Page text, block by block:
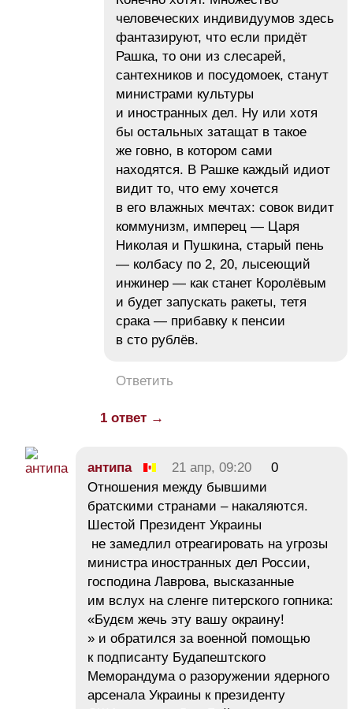
человеческих индивидуумов здесь
фантазируют, что если придёт
Рашка, то они из слесарей,
сантехников и посудомоек, станут
министрами культуры
и иностранных дел. Ну или хотя
бы остальных затащат в такое
же говно, в котором сами
находятся. В Рашке каждый идиот
видит то, что ему хочется
в его влажных мечтах: совок видит
коммунизм, имперец — Царя
Николая и Пушкина, старый пень
— колбасу по 2, 20, лысеющий
инжинер — как станет Королёвым
и будет запускать ракеты, тетя
срака — прибавку к пенсии
в сто рублёв.
Ответить
1 ответ →
антипа 21 апр, 09:20
0
Отношения между бывшими
братскими странами – накаляются.
Шестой Президент Украины
не замедлил отреагировать на угрозы
министра иностранных дел России,
господина Лаврова, высказанные
им вслух на сленге питерского гопника:
«Будєм жечь эту вашу окраину!
» и обратился за военной помощью
к подписанту Будапештского
Меморандума о разоружении ядерного
арсенала Украины к президенту